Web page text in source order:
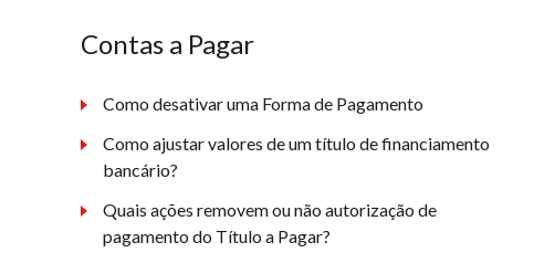
Contas a Pagar
Como desativar uma Forma de Pagamento
Como ajustar valores de um título de financiamento
bancário?
Quais ações removem ou não autorização de
pagamento do Título a Pagar?